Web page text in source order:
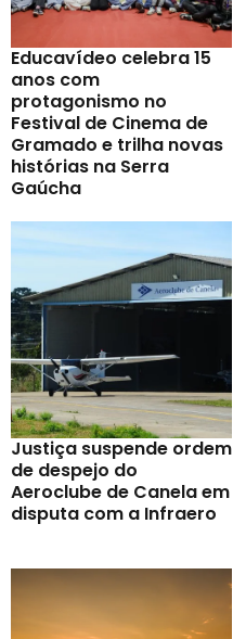
Educavídeo celebra 15
anos com
protagonismo no
Festival de Cinema de
Gramado e trilha novas
histórias na Serra
Gaúcha
Justiça suspende ordem
de despejo do
Aeroclube de Canela em
disputa com a Infraero